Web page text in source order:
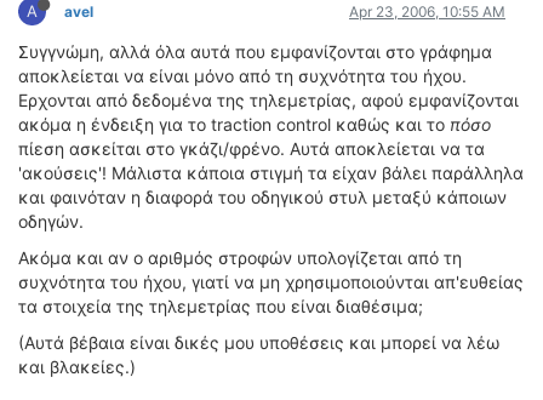
A avel Apr 23, 2006, 10:55 AM
Συγγνώμη, αλλά όλα αυτά που εμφανίζονται στο γράφημα
αποκλείεται να είναι μόνο από τη συχνότητα του ήχου.
Ερχονται από δεδομένα της τηλεμετρίας, αφού εμφανίζονται
ακόμα η ένδειξη για το traction control καθώς και το πόσο
πίεση ασκείται στο γκάζι/φρένο. Αυτά αποκλείεται να τα
'ακούσεις'! Μάλιστα κάποια στιγμή τα είχαν βάλει παράλληλα
και φαινόταν η διαφορά του οδηγικού στυλ μεταξύ κάποιων
οδηγών.
Ακόμα και αν ο αριθμός στροφών υπολογίζεται από τη
συχνότητα του ήχου, γιατί να μη χρησιμοποιούνται απ'ευθείας
τα στοιχεία της τηλεμετρίας που είναι διαθέσιμα;
(Αυτά βέβαια είναι δικές μου υποθέσεις και μπορεί να λέω
και βλακείες.)